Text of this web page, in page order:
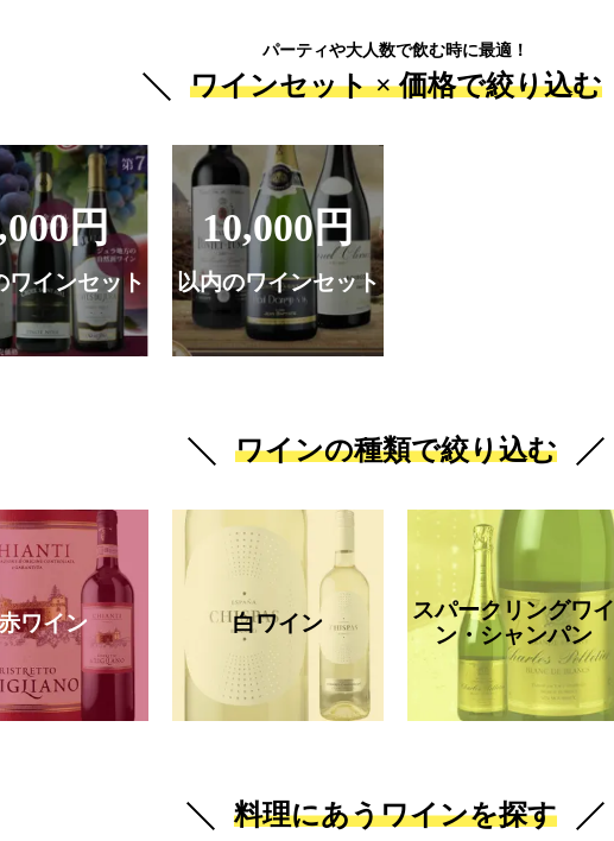
パーティや大人数で飲む時に最適！
ワインセット ×価格で絞り込む
円
ワインセット
10,000円
以内のワインセット
ワインの種類で絞り込む
ワイン 白ワイン
スパークリングワイ
ン・シャンパン
料理にあうワインを探す